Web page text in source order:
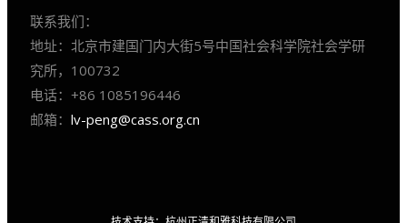
联系我们：
地址：北京市建国门内大街5号中国社会科学院社会学研
究所，100732
电话：+86 1085196446
邮箱： lv-peng@cass.org.cn